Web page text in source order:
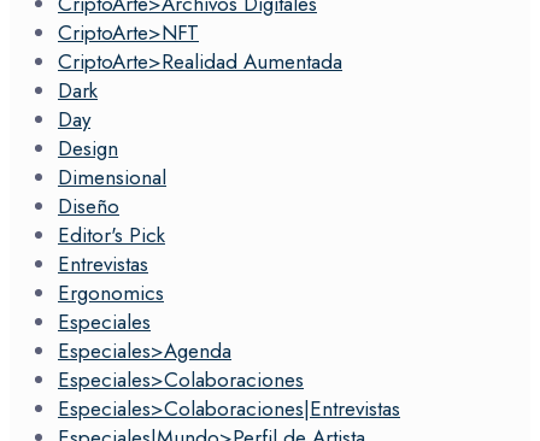
CriptoArte>NFT
CriptoArte>Realidad Aumentada
Dark
Day
Design
Dimensional
Diseño
Editor's Pick
Entrevistas
Ergonomics
Especiales
Especiales>Agenda
Especiales>Colaboraciones
Especiales>Colaboraciones|Entrevistas